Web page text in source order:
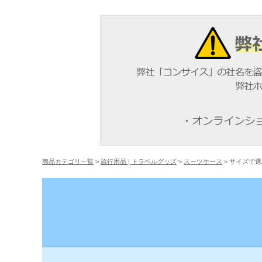
商品カテゴリ一覧 > 旅行用品 | トラベルグッズ > スーツケース > サイズで